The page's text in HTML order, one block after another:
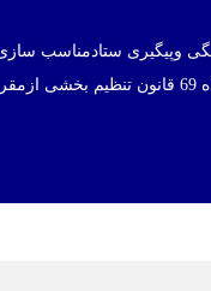
48. هماهنگی امورمربوط به کمیسیون